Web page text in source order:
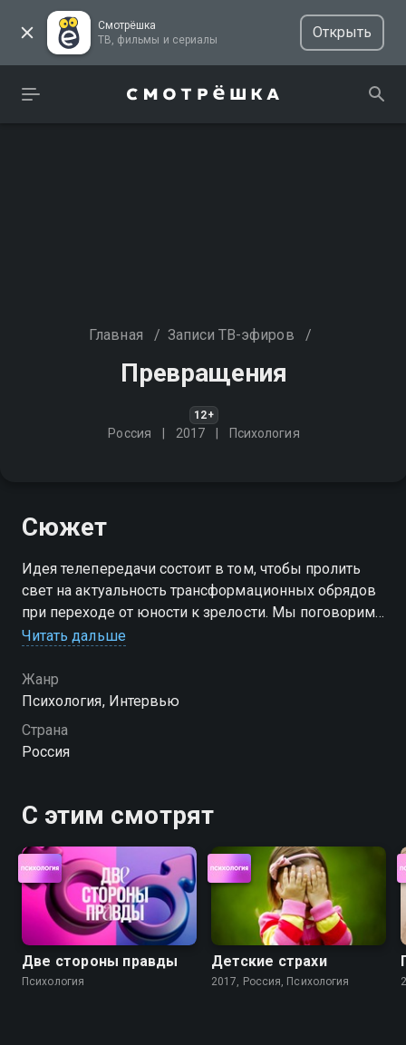
Смотрёшка
ТВ, фильмы и сериалы
Открыть
Главная / Записи ТВ-эфиров /
Превращения
12+
Россия 2017 Психология
Сюжет
Идея телепередачи состоит в том, чтобы пролить
свет на актуальность трансформационных обрядов
при переходе от юности к зрелости. Мы поговорим
о различных ритуалах, начиная с древних и
значении ритуалов
Читать дальше
Жанр
Психология, Интервью
Страна
Россия
С этим смотрят
Две стороны правды
Психология
Детские страхи
2017, Россия, Психология